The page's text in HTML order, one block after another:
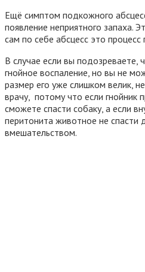
Ещё симптом подкожного
появление неприятного запаха.
сам по себе абсцесс это процесс
В случае если вы подозреваете,
гнойное воспаление, но вы не
размер его уже слишком велик,
врачу, потому что если гнойник
сможете спасти собаку, а если
перитонита животное не спасти
вмешательством.